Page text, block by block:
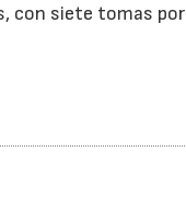
con siete tomas por